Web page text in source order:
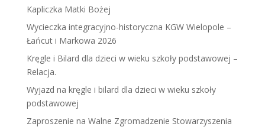
Kapliczka Matki Bożej
Wycieczka integracyjno-historyczna KGW Wielopole –
Łańcut i Markowa 2026
Kręgle i Bilard dla dzieci w wieku szkoły podstawowej –
Relacja.
Wyjazd na kręgle i bilard dla dzieci w wieku szkoły
podstawowej
Zaproszenie na Walne Zgromadzenie Stowarzyszenia